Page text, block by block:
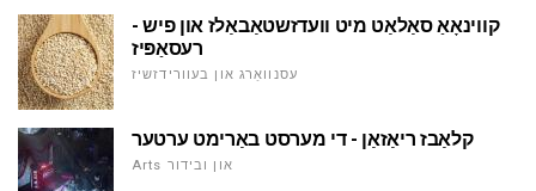
קווינאָאַ סאַלאַט מיט וועדזשטאַבאַלז און פיש -
רעסאַפּיז
עסנוואַרג און בעוורידזשיז
קלאַבז ריאַזאַן - די מערסט באַרימט ערטער
Arts און ובידור